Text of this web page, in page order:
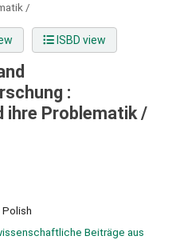
/
ISBD view
:
ihre Problematik /
Polish
Beiträge aus